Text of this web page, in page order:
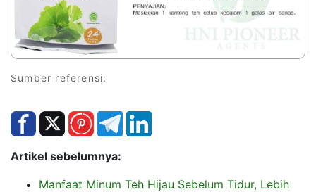
Sumber referensi:
Artikel sebelumnya:
Manfaat Minum Teh Hijau Sebelum Tidur, Lebih